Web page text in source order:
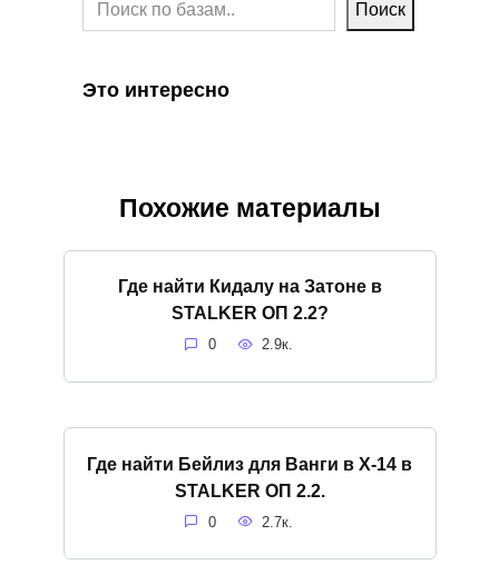
Поиск
Это интересно
Похожие материалы
Где найти Кидалу на Затоне в
STALKER ОП 2.2?
0 2.9к.
Где найти Бейлиз для Ванги в X-14 в
STALKER ОП 2.2.
0 2.7к.